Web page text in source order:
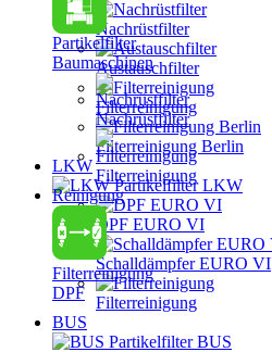
Partikelfilter
Baumaschinen
Nachrüstfilter
Filterreinigung
Reinigung
Filterreinigung
DPF
Nachrüstfilter
Austauschfilter
Filterreinigung
Filterreinigung Berlin
LKW
Partikelfilter LKW
DPF EURO VI
Schalldämpfer EURO VI
Filterreinigung
BUS
Partikelfilter BUS